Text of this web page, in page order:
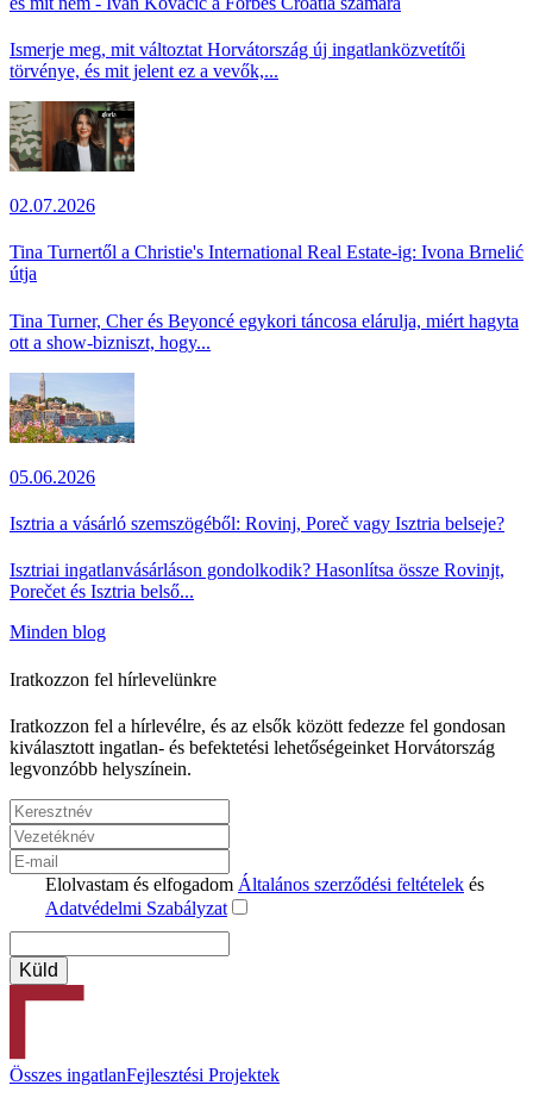
Ismerje meg, mit változtat Horvátország új ingatlanközvetítői
törvénye, és mit jelent ez a vevők,...
02.07.2026
Tina Turnertől a Christie's International Real Estate-ig: Ivona Brnelić
útja
Tina Turner, Cher és Beyoncé egykori táncosa elárulja, miért hagyta
ott a show-bizniszt, hogy...
05.06.2026
Isztria a vásárló szemszögéből: Rovinj, Poreč vagy Isztria belseje?
Isztriai ingatlanvásárláson gondolkodik? Hasonlítsa össze Rovinjt,
Porečet és Isztria belső...
Minden blog
Iratkozzon fel hírlevelünkre
Iratkozzon fel a hírlevélre, és az elsők között fedezze fel gondosan
kiválasztott ingatlan- és befektetési lehetőségeinket Horvátország
legvonzóbb helyszínein.
Elolvastam és elfogadom Általános szerződési feltételek és
Adatvédelmi Szabályzat
Összes ingatlanFejlesztési Projektek